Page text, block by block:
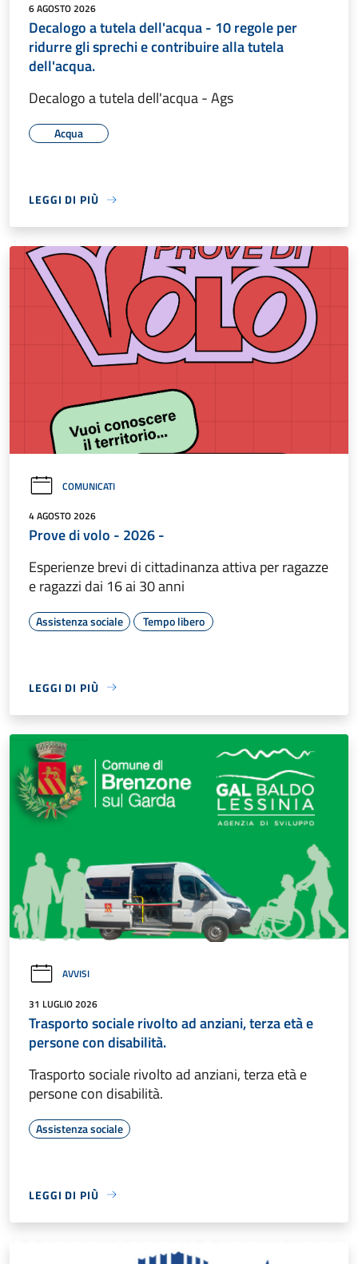
6 AGOSTO 2026
Decalogo a tutela dell'acqua - 10 regole per
ridurre gli sprechi e contribuire alla tutela
dell'acqua.
Decalogo a tutela dell'acqua - Ags
Acqua
LEGGI DI PIÙ
COMUNICATI
4 AGOSTO 2026
Prove di volo - 2026 -
Esperienze brevi di cittadinanza attiva per ragazze
e ragazzi dai 16 ai 30 anni
Assistenza sociale Tempo libero
LEGGI DI PIÙ
AVVISI
31 LUGLIO 2026
Trasporto sociale rivolto ad anziani, terza età e
persone con disabilità.
Trasporto sociale rivolto ad anziani, terza età e
persone con disabilità.
Assistenza sociale
LEGGI DI PIÙ